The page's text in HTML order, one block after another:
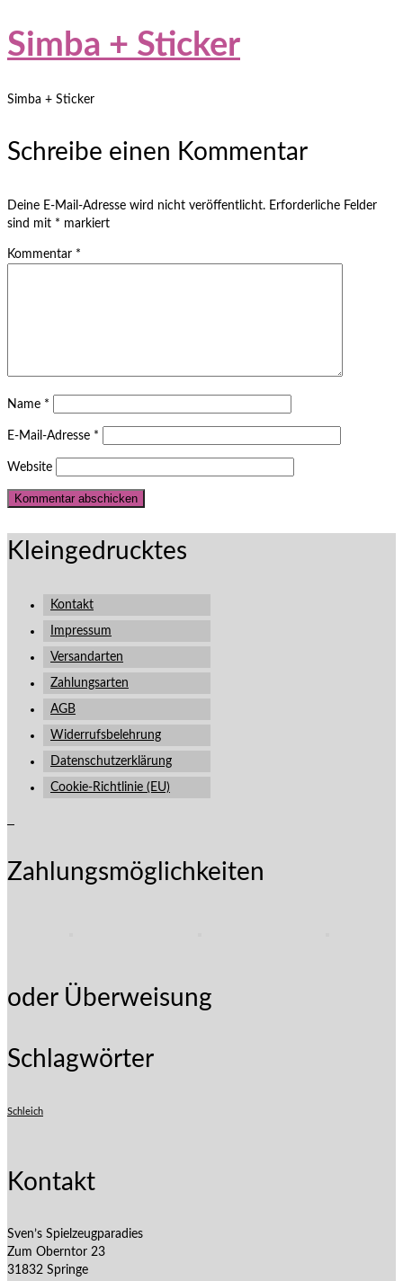
Simba + Sticker
Simba + Sticker
Schreibe einen Kommentar
Deine E-Mail-Adresse wird nicht veröffentlicht. Erforderliche Felder
sind mit * markiert
Kommentar *
Name *
E-Mail-Adresse *
Website
Kleingedrucktes
Kontakt
Impressum
Versandarten
Zahlungsarten
AGB
Widerrufsbelehrung
Datenschutzerklärung
Cookie-Richtlinie (EU)
Zahlungsmöglichkeiten
oder Überweisung
Schlagwörter
Schleich
Kontakt
Sven’s Spielzeugparadies
Zum Oberntor 23
31832 Springe